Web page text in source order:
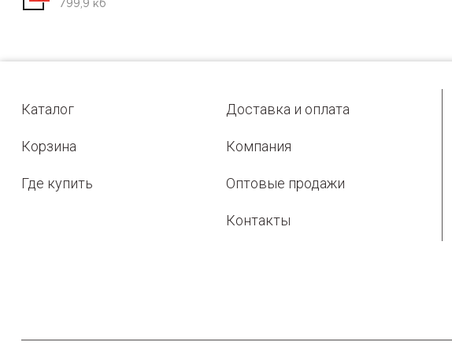
799,9 кб
Каталог
Корзина
Где купить
Доставка и оплата
Компания
Оптовые продажи
Контакты